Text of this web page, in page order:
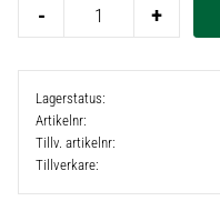
+
-
Lagerstatus
Artikelnr
Tillv. artikelnr
Tillverkare